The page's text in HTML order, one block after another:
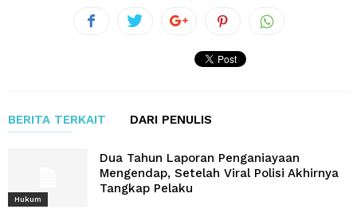
BERITA TERKAIT DARI PENULIS
Hukum
Dua Tahun Laporan Penganiayaan
Mengendap, Setelah Viral Polisi Akhirnya
Tangkap Pelaku